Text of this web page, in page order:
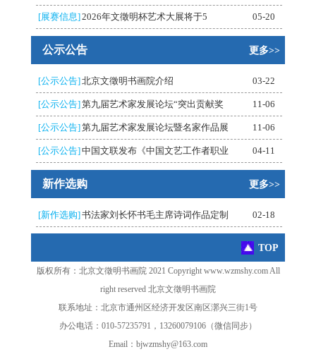
[展赛信息] 2026年文徵明杯艺术大展将于5 05-20
公示公告 更多>>
[公示公告] 北京文徵明书画院介绍 03-22
[公示公告] 第九届艺术家发展论坛“突出贡献奖 11-06
[公示公告] 第九届艺术家发展论坛暨名家作品展 11-06
[公示公告] 中国文联发布《中国文艺工作者职业 04-11
新作选购 更多>>
[新作选购]书法家刘长怀书毛主席诗词作品定制 02-18
TOP
版权所有：北京文徵明书画院 2021 Copyright www.wzmshy.com All
right reserved 北京文徵明书画院
联系地址：北京市通州区经济开发区南区漷兴三街1号
办公电话：010-57235791，13260079106（微信同步）
Email：bjwzmshy@163.com